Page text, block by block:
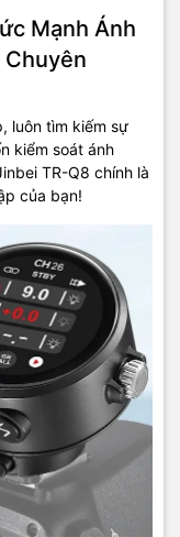
Mạnh Ánh
Chuyên
luôn tìm kiếm sự
kiểm soát ánh
TR-Q8 chính là
của bạn!